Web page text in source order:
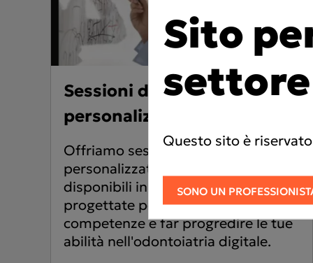
Sessioni di formazione
personalizzate
Offriamo sessioni di training
personalizzate a pagamento,
disponibili in diverse lingue,
progettate per approfondire le tue
competenze e far progredire le tue
abilità nell'odontoiatria digitale.
Sito
Questo sito è
SONO UN